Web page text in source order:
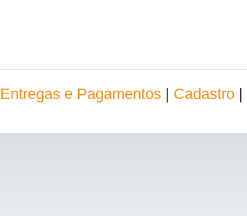
Entregas e Pagamentos Cadastro